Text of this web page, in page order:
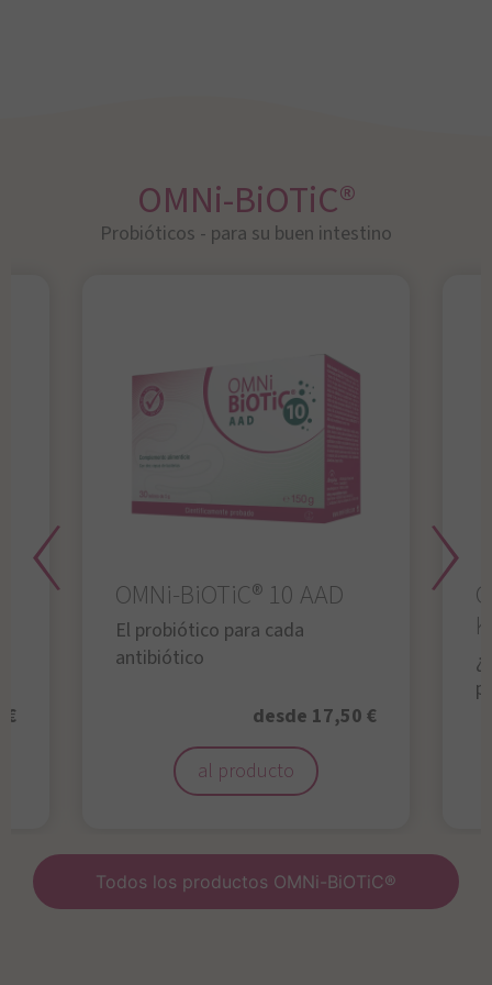
OMNi-BiOTiC®
Probióticos - para su buen intestino
€
OMNi-BiOTiC® 10 AAD
El probiótico para cada
antibiótico
desde 17,50 €
al producto
Todos los productos OMNi-BiOTiC®